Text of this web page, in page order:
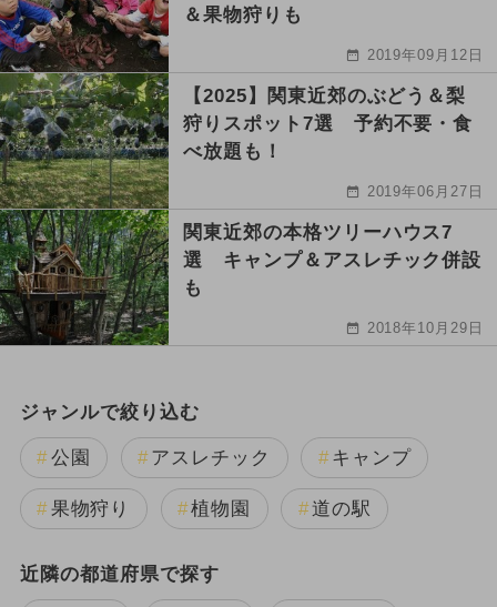
＆果物狩りも
2019年09月12日
【2025】関東近郊のぶどう＆梨
狩りスポット7選 予約不要・食
べ放題も！
2019年06月27日
関東近郊の本格ツリーハウス7
選 キャンプ＆アスレチック併設
も
2018年10月29日
ジャンルで絞り込む
公園 アスレチック キャンプ
果物狩り 植物園 道の駅
近隣の都道府県で探す